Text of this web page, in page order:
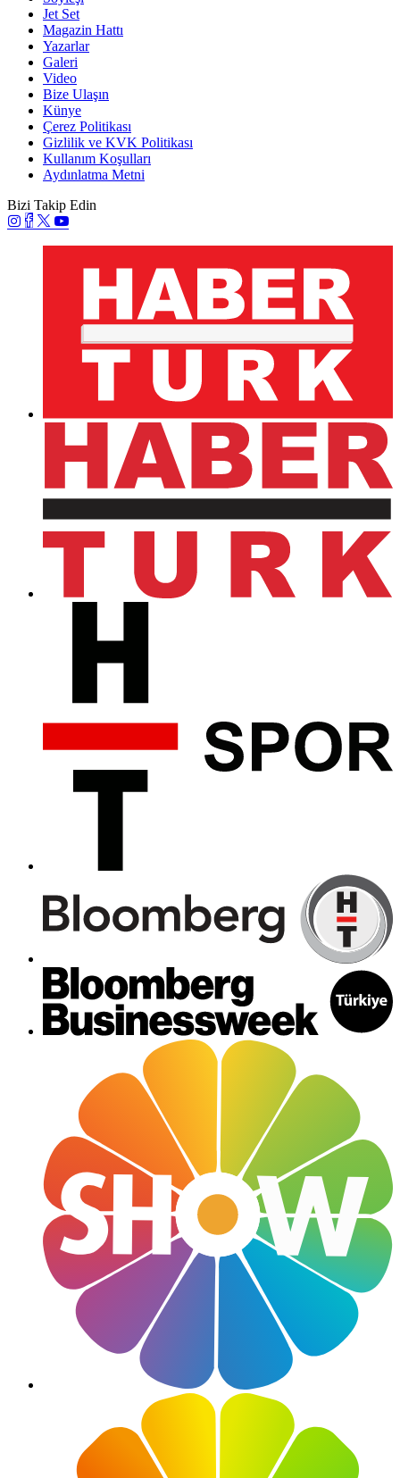
Jet Set
Magazin Hattı
Yazarlar
Galeri
Video
Bize Ulaşın
Künye
Çerez Politikası
Gizlilik ve KVK Politikası
Kullanım Koşulları
Aydınlatma Metni
Bizi Takip Edin